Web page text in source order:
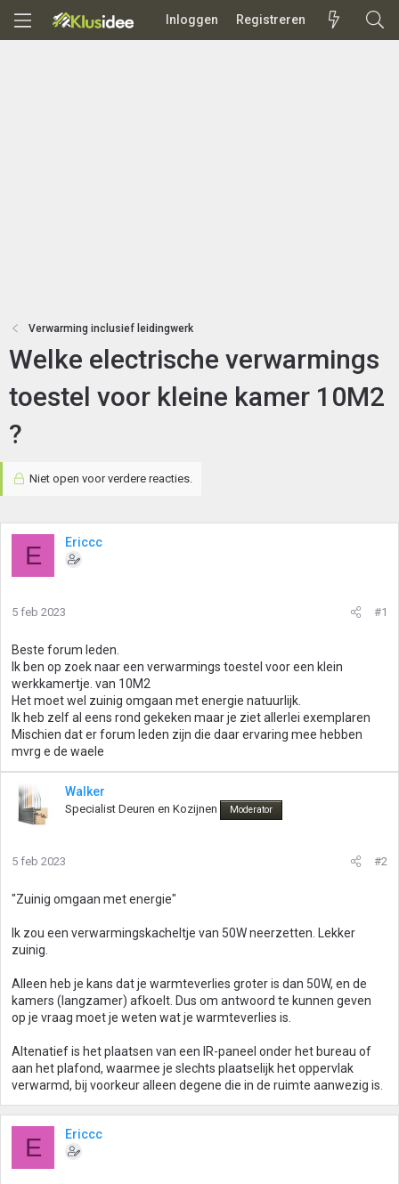
Inloggen Registreren
Verwarming inclusief leidingwerk
Welke electrische verwarmings
toestel voor kleine kamer 10M2
?
Niet open voor verdere reacties.
E Ericcc
5 feb 2023 #1
Beste forum leden.
Ik ben op zoek naar een verwarmings toestel voor een klein
werkkamertje. van 10M2
Het moet wel zuinig omgaan met energie natuurlijk.
Ik heb zelf al eens rond gekeken maar je ziet allerlei exemplaren
Mischien dat er forum leden zijn die daar ervaring mee hebben
mvrg e de waele
Walker
Specialist Deuren en Kozijnen Moderator
5 feb 2023 #2
"Zuinig omgaan met energie"
Ik zou een verwarmingskacheltje van 50W neerzetten. Lekker
zuinig.
Alleen heb je kans dat je warmteverlies groter is dan 50W, en de
kamers (langzamer) afkoelt. Dus om antwoord te kunnen geven
op je vraag moet je weten wat je warmteverlies is.
Altenatief is het plaatsen van een IR-paneel onder het bureau of
aan het plafond, waarmee je slechts plaatselijk het oppervlak
verwarmd, bij voorkeur alleen degene die in de ruimte aanwezig is.
E Ericcc